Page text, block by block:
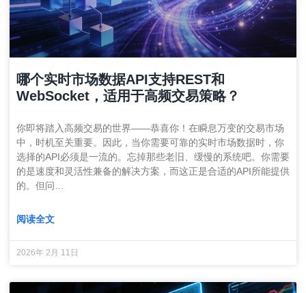
哪个实时市场数据API支持REST和
WebSocket，适用于高频交易策略？
你即将踏入高频交易的世界——恭喜你！在瞬息万变的交易市场
中，时机至关重要。因此，当你需要可靠的实时市场数据时，你
选择的API必须是一流的。忘掉那些老旧、缓慢的系统吧。你需要
的是速度和灵活性兼备的解决方案，而这正是合适的API所能提供
的。但问…
阅读全文
2026年 2月 11日